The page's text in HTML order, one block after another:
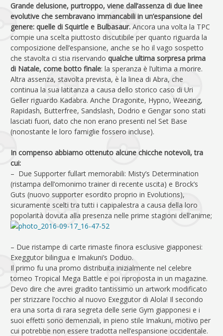
Grande delusione, purtroppo, viene dall’assenza di due linee
evolutive che sembravano immancabili in un’espansione del
genere: quelle di Squirtle e Bulbasaur. Ancora una volta la TPC
compie una scelta piuttosto discutibile per quanto riguarda la
composizione dell’espansione, anche se ho il vago sospetto
che stavolta ci stia riservando qualche ultima sorpresa prima
di Natale, come botto finale: la speranza è l’ultima a morire.
Altra assenza, stavolta prevista, è la linea di Abra, che
continua la sua latitanza a causa dello storico caso di Uri
Geller riguardo Kadabra. Anche Dragonite, Hypno, Weezing,
Rapidash, Butterfree, Sandslash, Dodrio e Gengar sono stati
lasciati fuori, dato che non erano presenti nel Set Base
(nonostante le loro famiglie fossero incluse).
In compenso abbiamo ottenuto alcune chicche notevoli, tra
cui:
– Due Supporter fullart memorabili: Misty’s Determination
(ristampa dell’omonimo trainer di recente uscita) e Brock’s
Guts (nuovo supporter esordito proprio in Evolutions),
sicuramente scelti tra tutti i capipalestra a causa della loro
popolarità dovuta alla presenza nelle prime stagioni dell’anime;
– Due ristampe di carte rimaste finora esclusive giapponesi:
Exeggutor bilingua e Imakuni’s Doduo.
Il primo fu una promo distribuita inizialmente nel celebre
torneo Tropical Mega Battle e poi riproposta in un magazine.
Devo dire che avrei gradito tantissimo un artwork modificato
per strizzare l’occhio al nuovo Exeggutor di Alola! Il secondo
era una sorta di rara segreta delle serie Gym giapponesi e i
suoi effetti sono demenziali, in pieno stile Imakuni, motivo per
cui potrebbe non essere tradotta nell’espansione occidentale.